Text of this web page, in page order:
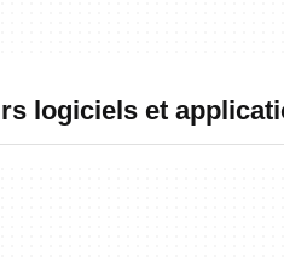
logiciels et